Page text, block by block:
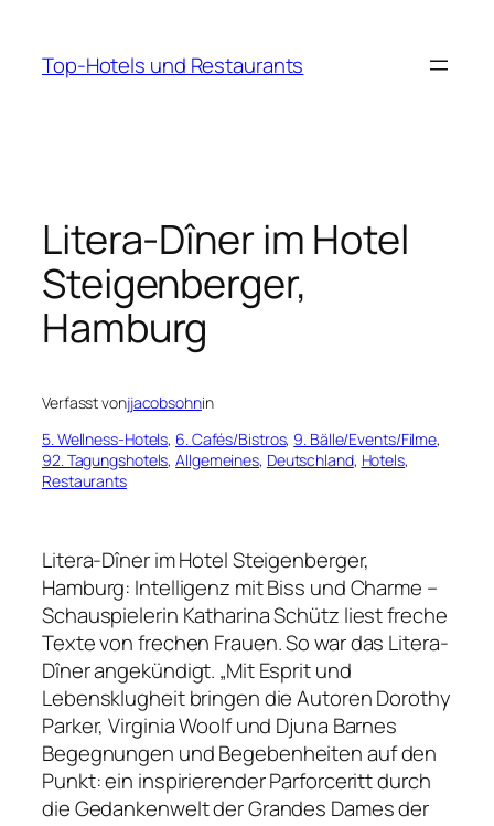
springen
Top-Hotels und Restaurants
Litera-Dîner im Hotel
Steigenberger,
Hamburg
Verfasst vonjjacobsohnin
5. Wellness-Hotels, 6. Cafés/Bistros, 9. Bälle/Events/Filme
92. Tagungshotels, Allgemeines, Deutschland, Hotels
Restaurants
Litera-Dîner im Hotel Steigenberger,
Hamburg: Intelligenz mit Biss und Charme –
Schauspielerin Katharina Schütz liest freche
Texte von frechen Frauen. So war das Litera-
Dîner angekündigt. „Mit Esprit und
Lebensklugheit bringen die Autoren Dorothy
Parker, Virginia Woolf und Djuna Barnes
Begegnungen und Begebenheiten auf den
Punkt: ein inspirierender Parforceritt durch
die Gedankenwelt der Grandes Dames der